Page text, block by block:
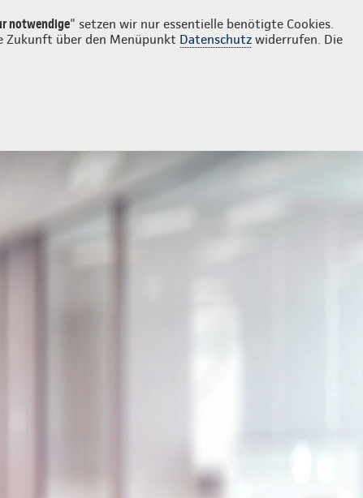
notwendige" setzen wir nur essentielle benötigte Cookies.
Zukunft über den Menüpunkt Datenschutz widerrufen. Die
Login Kontakt 06346 929922